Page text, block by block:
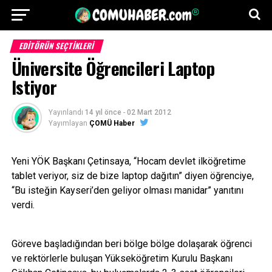
EDITÖRÜN SEÇTIKLERI
Üniversite Öğrencileri Laptop
Istiyor
Yayınlandı 14 yıl önce - 02 Mart 2012
Yayımlayan ÇOMÜ Haber
Yeni YÖK Başkanı Çetinsaya, “Hocam devlet ilköğretime
tablet veriyor, siz de bize laptop dağıtın” diyen öğrenciye,
“Bu isteğin Kayseri’den geliyor olması manidar” yanıtını
verdi.
Göreve başladığından beri bölge bölge dolaşarak öğrenci
ve rektörlerle buluşan Yükseköğretim Kurulu Başkanı